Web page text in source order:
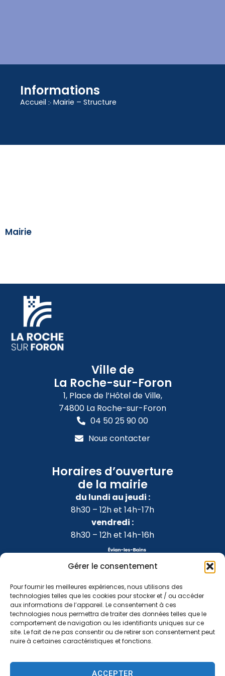
Gérer le consentement
Pour fournir les meilleures expériences, nous utilisons des
technologies telles que les cookies pour stocker et / ou accéder
aux informations de l’appareil. Le consentement à ces
technologies nous permettra de traiter des données telles que le
comportement de navigation ou les identifiants uniques sur ce
site. Le fait de ne pas consentir ou de retirer son consentement peut
nuire à certaines caractéristiques et fonctions.
ACCEPTER
Informations
Accueil ჻ Mairie – Structure
Mairie
Ville de
La Roche-sur-Foron
1, Place de l’Hôtel de Ville,
74800 La Roche-sur-Foron
04 50 25 90 00
Nous contacter
Horaires d’ouverture
de la mairie
du lundi au jeudi :
8h30 – 12h et 14h-17h
vendredi :
8h30 – 12h et 14h-16h
Confidentialité